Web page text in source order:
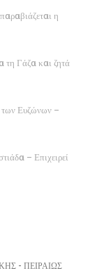
η
τη Γάζα και ζητά
των Ευζώνων –
– Επιχειρεί
- ΠΕΙΡΑΙΩΣ